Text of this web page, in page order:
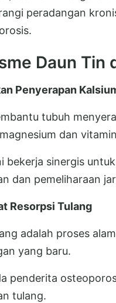
peradangan
Daun Tin
Penyerapan
tubuh
dan
bekerja sinergis
dan pemeliharaan
Resorpsi Tulang
adalah proses
yang baru.
penderita
tulang.